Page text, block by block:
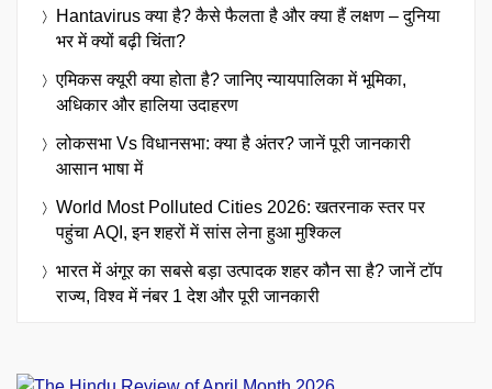
Hantavirus क्या है? कैसे फैलता है और क्या हैं लक्षण – दुनिया
भर में क्यों बढ़ी चिंता?
एमिकस क्यूरी क्या होता है? जानिए न्यायपालिका में भूमिका,
अधिकार और हालिया उदाहरण
लोकसभा Vs विधानसभा: क्या है अंतर? जानें पूरी जानकारी
आसान भाषा में
World Most Polluted Cities 2026: खतरनाक स्तर पर
पहुंचा AQI, इन शहरों में सांस लेना हुआ मुश्किल
भारत में अंगूर का सबसे बड़ा उत्पादक शहर कौन सा है? जानें टॉप
राज्य, विश्व में नंबर 1 देश और पूरी जानकारी